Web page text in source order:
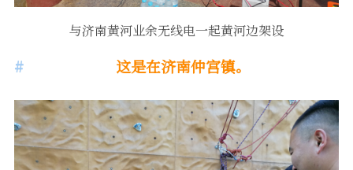
与济南黄河业余无线电一起黄河边架设
这是在济南仲宫镇。